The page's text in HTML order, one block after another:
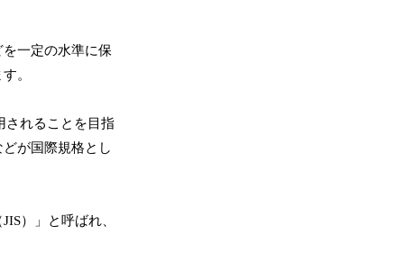
一定の水準に保
。
されることを目指
が国際規格とし
）」と呼ばれ、